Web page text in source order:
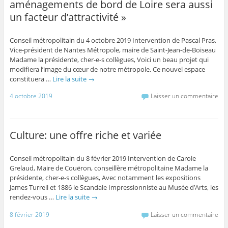
aménagements de bord de Loire sera aussi
un facteur d’attractivité »
Conseil métropolitain du 4 octobre 2019 Intervention de Pascal Pras,
Vice-président de Nantes Métropole, maire de Saint-Jean-de-Boiseau
Madame la présidente, cher-e-s collègues, Voici un beau projet qui
modifiera l’image du cœur de notre métropole. Ce nouvel espace
constituera … Lire la suite →
4 octobre 2019 Laisser un commentaire
Culture: une offre riche et variée
Conseil métropolitain du 8 février 2019 Intervention de Carole
Grelaud, Maire de Couëron, conseillère métropolitaine Madame la
présidente, cher-e-s collègues, Avec notamment les expositions
James Turrell et 1886 le Scandale Impressionniste au Musée d’Arts, les
rendez-vous … Lire la suite →
8 février 2019 Laisser un commentaire